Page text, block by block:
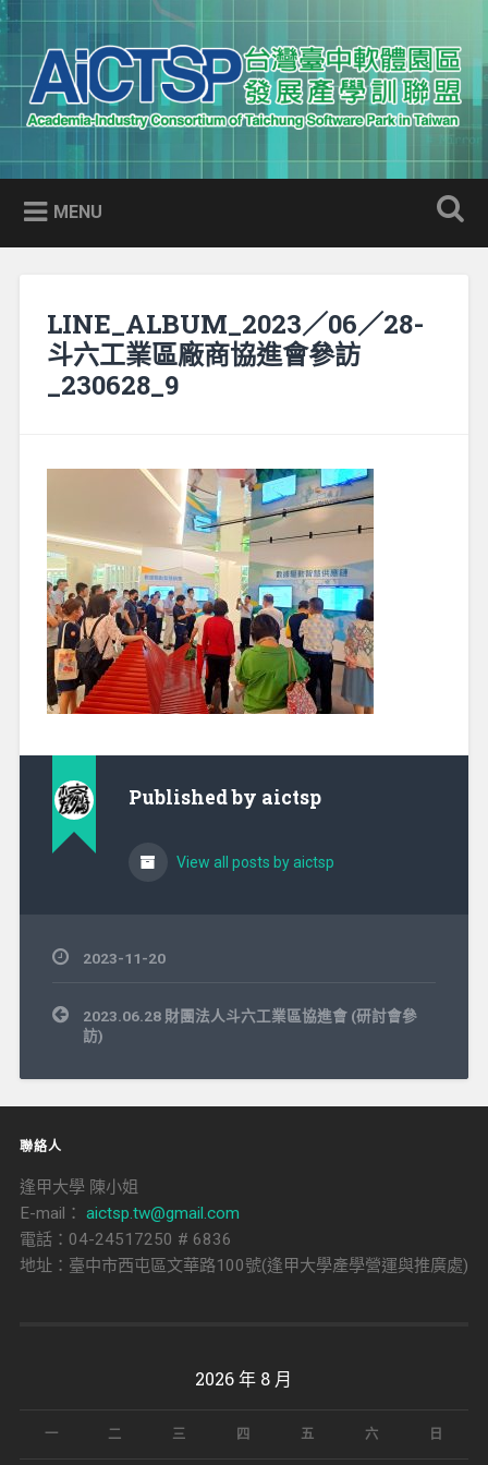
Skip
to
content
Search
AICTSP 台灣臺中軟體園區發展
產學訓聯盟
Academia-Industry Consortium of Taichung Software Park
in Taiwan
MENU
LINE_ALBUM_2023／06／28-
斗六工業區廠商協進會參訪
_230628_9
Published by aictsp
View all posts by aictsp
2023-11-20
文
章
2023.06.28 財團法人斗六工業區協進會 (研討會參
訪)
聯絡人
逢甲大學 陳小姐
E-mail： aictsp.tw@gmail.com
電話：04-24517250 # 6836
地址：臺中市西屯區文華路100號(逢甲大學產學營運與推廣處)
2026 年 8 月
一 二 三 四 五 六 日